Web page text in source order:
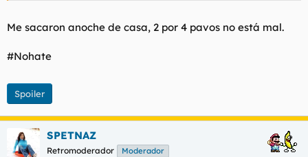
Me sacaron anoche de casa, 2 por 4 pavos no está mal.
#Nohate
Spoiler
SPETNAZ
Retromoderador Moderador